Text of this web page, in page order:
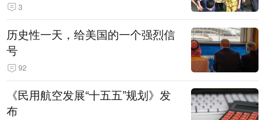
3
历史性一天，给美国的一个强烈信
号
92
《民用航空发展“十五五”规划》发
布